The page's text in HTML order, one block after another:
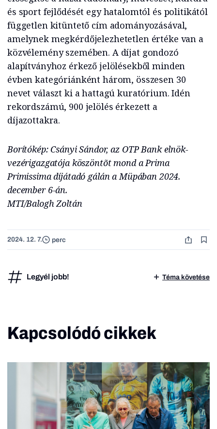
és sport fejlődését egy hatalomtól és politikától
független kitüntető cím adományozásával,
amelynek megkérdőjelezhetetlen értéke van a
közvélemény szemében. A díjat gondozó
alapítványhoz érkező jelölésekből minden
évben kategóriánként három, összesen 30
nevet választ ki a hattagú kuratórium. Idén
rekordszámú, 900 jelölés érkezett a
díjazottakra.
Borítókép: Csányi Sándor, az OTP Bank elnök-
vezérigazgatója köszöntõt mond a Prima
Primissima díjátadó gálán a Müpában 2024.
december 6-án.
MTI/Balogh Zoltán
2024. 12. 7. perc
Legyél jobb! Téma követése
Kapcsolódó cikkek